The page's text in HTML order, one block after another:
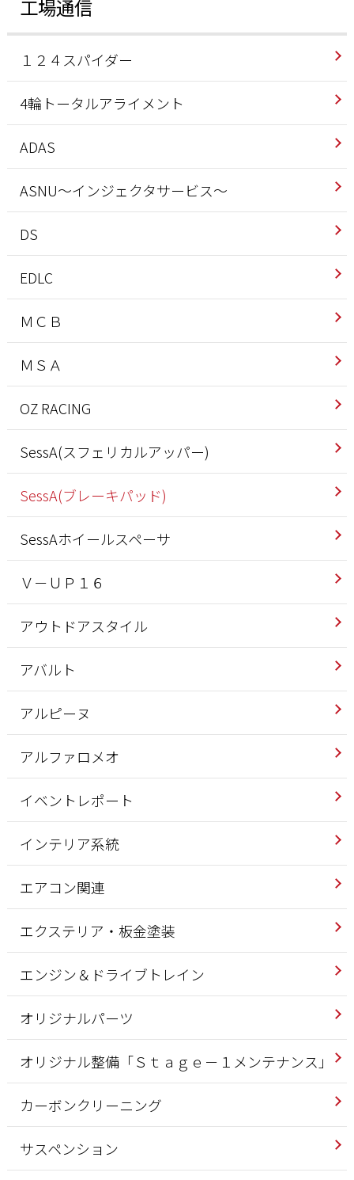
工場通信
１２４スパイダー
4輪トータルアライメント
ADAS
ASNU～インジェクタサービス～
DS
EDLC
ＭＣＢ
ＭＳＡ
OZ RACING
SessA(スフェリカルアッパー)
SessA(ブレーキパッド)
SessAホイールスペーサ
Ｖ－ＵＰ１６
アウトドアスタイル
アバルト
アルピーヌ
アルファロメオ
イベントレポート
インテリア系統
エアコン関連
エクステリア・板金塗装
エンジン＆ドライブトレイン
オリジナルパーツ
オリジナル整備「Ｓｔａｇｅ－１メンテナンス」
カーボンクリーニング
サスペンション